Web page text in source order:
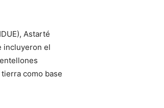
Astarté
incluyeron el
como base